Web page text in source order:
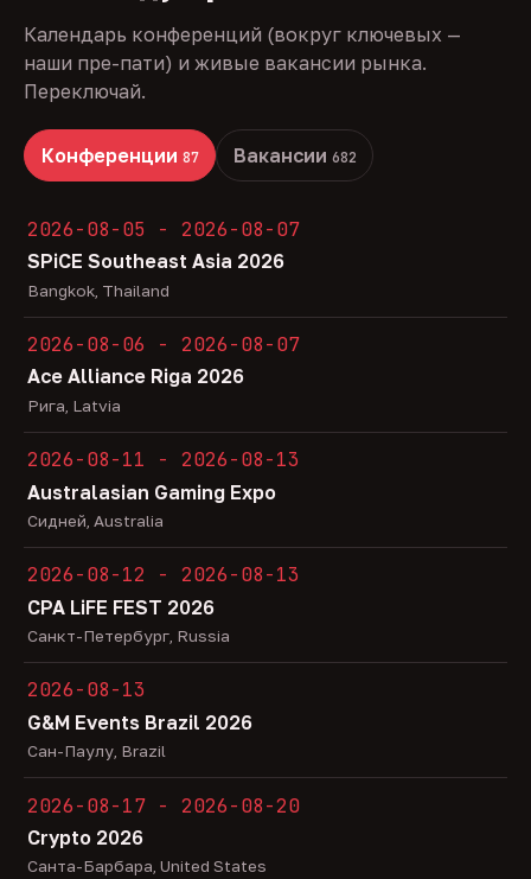
Календарь конференций (вокруг ключевых —
наши пре-пати) и живые вакансии рынка.
Переключай.
Конференции 87 Вакансии 682
2026-08-05 - 2026-08-07
SPiCE Southeast Asia 2026
Bangkok, Thailand
2026-08-06 - 2026-08-07
Ace Alliance Riga 2026
Рига, Latvia
2026-08-11 - 2026-08-13
Australasian Gaming Expo
Сидней, Australia
2026-08-12 - 2026-08-13
CPA LiFE FEST 2026
Санкт-Петербург, Russia
2026-08-13
G&M Events Brazil 2026
Сан-Паулу, Brazil
2026-08-17 - 2026-08-20
Crypto 2026
Санта-Барбара, United States